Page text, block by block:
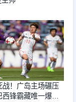
战！广岛主场碾压
锋霸藏唯一爆冷